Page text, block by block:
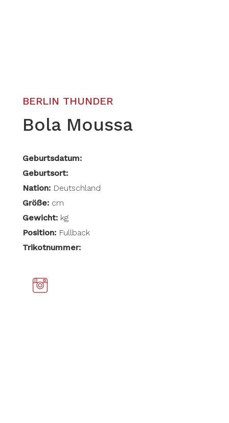
BERLIN THUNDER
Bola Moussa
Geburtsdatum:
Geburtsort:
Nation:Deutschland
Größe:cm
Gewicht:kg
Position:Fullback
Trikotnummer: